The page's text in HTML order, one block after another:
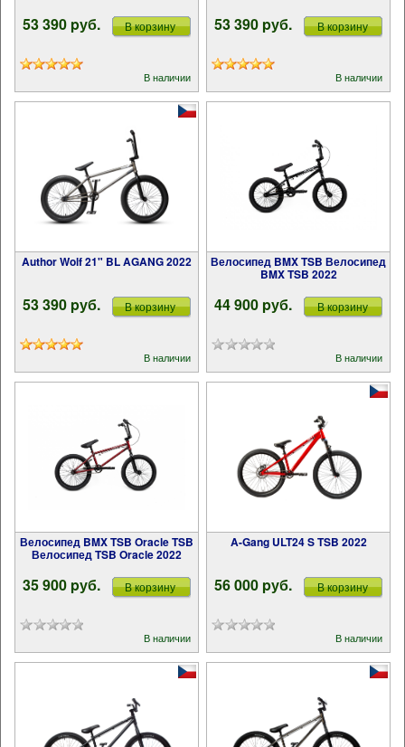
53 390 pуб. В корзину
В наличии
53 390 pуб. В корзину
В наличии
Author Wolf 21" BL AGANG 2022
53 390 pуб. В корзину
В наличии
Велосипед BMX TSB Велосипед
BMX TSB 2022
44 900 pуб. В корзину
В наличии
Велосипед BMX TSB Oracle TSB
Велосипед TSB Oracle 2022
35 900 pуб. В корзину
В наличии
A-Gang ULT24 S TSB 2022
56 000 pуб. В корзину
В наличии